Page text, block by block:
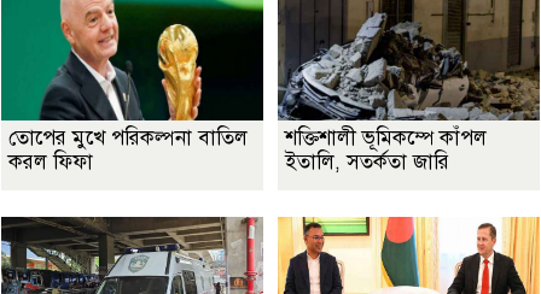
তোপের মুখে পরিকল্পনা বাতিল
করল ফিফা
শক্তিশালী ভূমিকম্পে কাঁপল
ইতালি, সতর্কতা জারি